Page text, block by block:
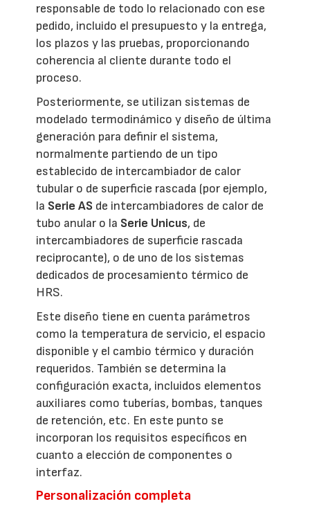
responsable de todo lo relacionado con ese
pedido, incluido el presupuesto y la entrega,
los plazos y las pruebas, proporcionando
coherencia al cliente durante todo el
proceso.
Posteriormente, se utilizan sistemas de
modelado termodinámico y diseño de última
generación para definir el sistema,
normalmente partiendo de un tipo
establecido de intercambiador de calor
tubular o de superficie rascada (por ejemplo,
la Serie AS de intercambiadores de calor de
tubo anular o la Serie Unicus, de
intercambiadores de superficie rascada
reciprocante), o de uno de los sistemas
dedicados de procesamiento térmico de
HRS.
Este diseño tiene en cuenta parámetros
como la temperatura de servicio, el espacio
disponible y el cambio térmico y duración
requeridos. También se determina la
configuración exacta, incluidos elementos
auxiliares como tuberías, bombas, tanques
de retención, etc. En este punto se
incorporan los requisitos específicos en
cuanto a elección de componentes o
interfaz.
Personalización completa